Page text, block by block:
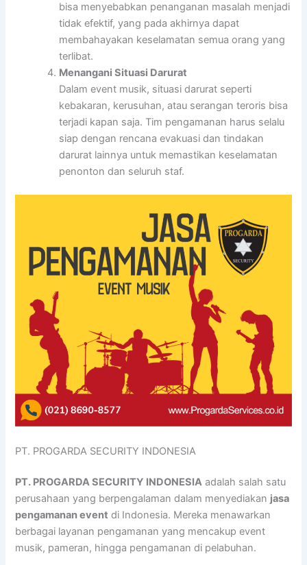
bisa menyebabkan penanganan masalah menjadi
tidak efektif, yang pada akhirnya dapat
membahayakan keselamatan semua orang yang
terlibat.
Menangani Situasi Darurat
Dalam event musik, situasi darurat seperti
kebakaran, kerusuhan, atau serangan teroris bisa
terjadi kapan saja. Tim pengamanan harus selalu
siap dengan rencana evakuasi dan tindakan
darurat lainnya untuk memastikan keselamatan
penonton dan seluruh staf.
PT. PROGARDA SECURITY INDONESIA
PT. PROGARDA SECURITY INDONESIA adalah salah satu
perusahaan yang berpengalaman dalam menyediakan jasa
pengamanan event di Indonesia. Mereka menawarkan
berbagai layanan pengamanan yang mencakup event
musik, pameran, hingga pengamanan di pelabuhan.